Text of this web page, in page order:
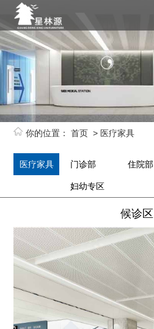
你的位置： 首页 > 医疗家具
医疗家具 门诊部 住院部
妇幼专区
候诊区